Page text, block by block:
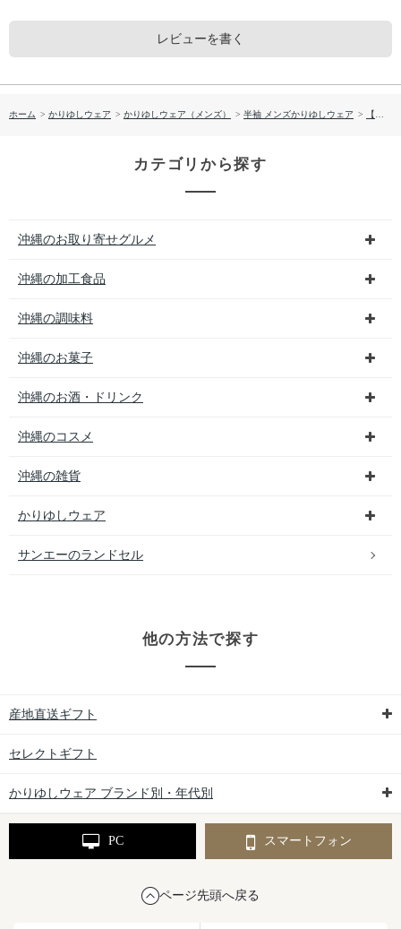
レビューを書く
ホーム > かりゆしウェア > かりゆしウェア（メンズ） > 半袖 メンズかりゆしウェア > 【送料無料】衿先はみ出し入り柄 かりゆしウェア（レギュラータイプ）P-SAT1808
カテゴリから探す
沖縄のお取り寄せグルメ
沖縄の加工食品
沖縄の調味料
沖縄のお菓子
沖縄のお酒・ドリンク
沖縄のコスメ
沖縄の雑貨
かりゆしウェア
サンエーのランドセル
他の方法で探す
産地直送ギフト
セレクトギフト
かりゆしウェア ブランド別・年代別
PC スマートフォン
ページ先頭へ戻る